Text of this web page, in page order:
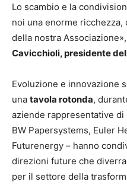
Lo scambio e la
noi una enorme
della nostra
Cavicchioli, presidente
Evoluzione e innovazione
una tavola rotonda,
aziende rappresentative
BW Papersystems, Euler
Futurenergy – hanno
direzioni future che
per il settore della